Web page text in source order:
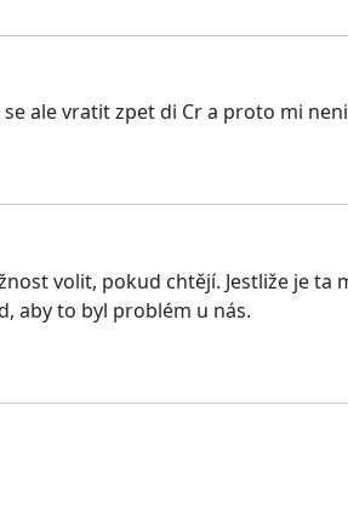
ale vratit zpet di Cr a proto mi
volit, pokud chtějí. Jestliže je
aby to byl problém u nás.